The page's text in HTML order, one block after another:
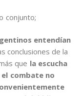
conjunto;
entendían
conclusiones de la
que la escucha
el combate no